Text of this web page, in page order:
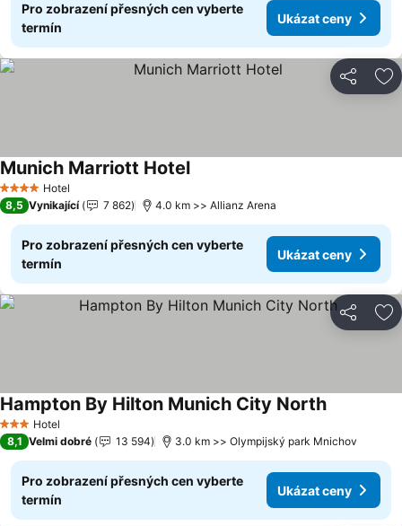
Pro zobrazení přesných cen vyberte
termín
Ukázat ceny
Sdílet
4 Počet hvězdiček
Hotel
Munich Marriott HotelUkázat ceny
8,5 Vynikající 7 862 4.0 km >> Allianz Arena
Pro zobrazení přesných cen vyberte
termín
Ukázat ceny
Sdílet
3 Počet hvězdiček
Hotel
Hampton By Hilton Munich City NorthUkázat
8,1 Velmi dobré 13 594 3.0 km >> Olympijský park Mnichov
Pro zobrazení přesných cen vyberte
termín
Ukázat ceny